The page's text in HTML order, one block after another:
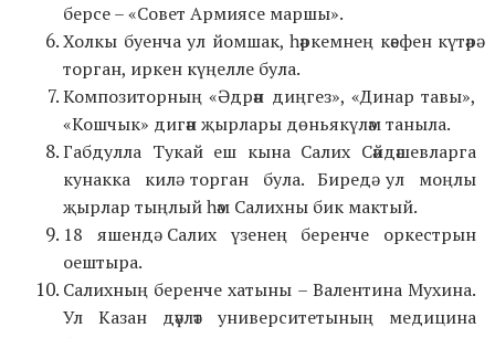
берсе – «Совет Армиясе маршы».
Холкы буенча ул йомшак, һәркемнең кәефен күтәрә
торган, иркен күңелле була.
Композиторның «Әдрән диңгез», «Динар тавы»,
«Кошчык» дигән җырлары дөньякүләм таныла.
Габдулла Тукай еш кына Салих Сәйдәшевларга
кунакка килә торган була. Биредә ул моңлы
җырлар тыңлый һәм Салихны бик мактый.
18 яшендә Салих үзенең беренче оркестрын
оештыра.
Салихның беренче хатыны – Валентина Мухина.
Ул Казан дәүләт университетының медицина